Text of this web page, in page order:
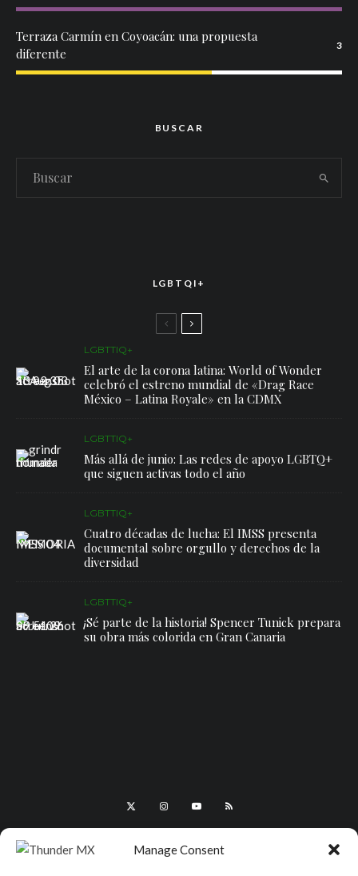
Manage Consent
Terraza Carmín en Coyoacán: una propuesta
diferente
3
BUSCAR
LGBTQI+
LGBTTIQ+
El arte de la corona latina: World of Wonder
celebró el estreno mundial de «Drag Race
México – Latina Royale» en la CDMX
LGBTTIQ+
Más allá de junio: Las redes de apoyo LGBTQ+
que siguen activas todo el año
LGBTTIQ+
Cuatro décadas de lucha: El IMSS presenta
documental sobre orgullo y derechos de la
diversidad
LGBTTIQ+
¡Sé parte de la historia! Spencer Tunick prepara
su obra más colorida en Gran Canaria